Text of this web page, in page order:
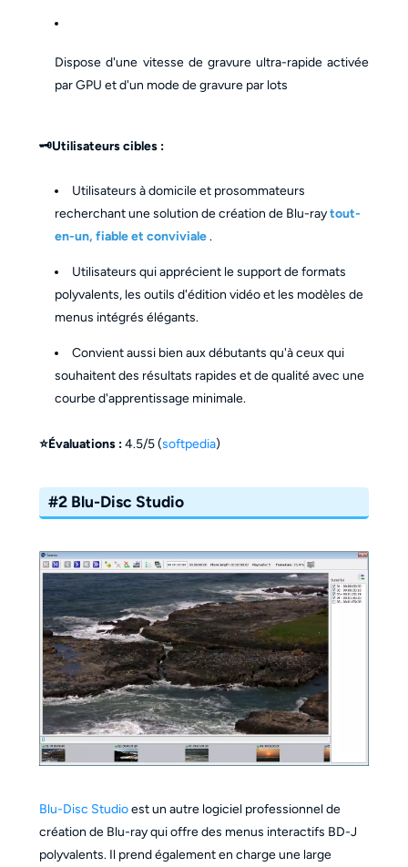
Dispose d'une vitesse de gravure ultra-rapide activée
par GPU et d'un mode de gravure par lots
🗝️Utilisateurs cibles :
Utilisateurs à domicile et prosommateurs
recherchant une solution de création de Blu-raytout-
en-un, fiable et conviviale.
Utilisateurs qui apprécient le support de formats
polyvalents, les outils d'édition vidéo et les modèles de
menus intégrés élégants.
Convient aussi bien aux débutants qu'à ceux qui
souhaitent des résultats rapides et de qualité avec une
courbe d'apprentissage minimale.
⭐Évaluations :4.5/5 (softpedia)
#2 Blu-Disc Studio
Blu-Disc Studioest un autre logiciel professionnel de
création de Blu-ray qui offre des menus interactifs BD-J
polyvalents. Il prend également en charge une large